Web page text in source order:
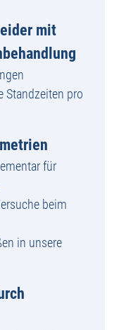
mit
Standzeiten pro
für
beim
in unsere